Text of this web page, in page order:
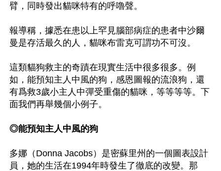
臂，同時發出貓咪特有的呼嚕聲。
報導稱，據悉在患以上罕見腦部病症的患者中沙爾
曼是存活最久的人，貓咪布雷克可謂功不可沒。
這類貓狗救主的奇蹟在現實生活中很多很多。例
如，能預知主人中風的狗，感恩圖報的流浪狗，還
有爲救3歲小主人中彈受重傷的貓咪，等等等等。下
面我們再舉幾個小例子。
◎能預知主人中風的狗
多娜（Donna Jacobs）是密蘇里州的一個圖表設計
員，她的生活在1994年時發生了徹底的改變。那